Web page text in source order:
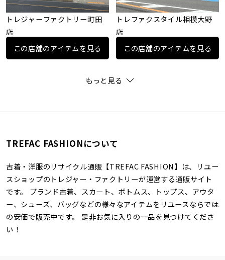
トレジャーファクトリー町田
店
この店舗のアイテムを見る
トレファクスタイル相模大野
店
この店舗のアイテムを見る
もっと見る
TREFAC FASHIONについて
古着・洋服のリサイクル通販【TREFAC FASHION】は、リユー
スショップのトレジャー・ファクトリーが運営する通販サイト
です。 ブランド古着、スカート、ボトムス、トップス、アウタ
ー、シューズ、バッグなどの様々なアイテムをリユースならでは
の安価で販売中です。 是非お気に入りの一品を見つけてくださ
い！